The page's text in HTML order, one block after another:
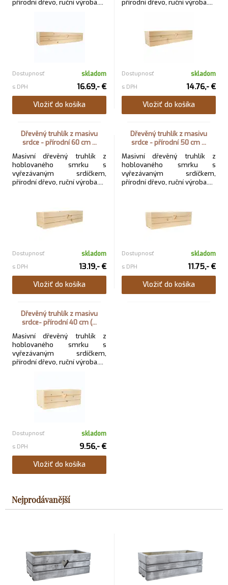
přírodní dřevo, ruční výroba....
Dostupnosť skladom
s DPH 16.69,- €
Vložiť do košíka
přírodní dřevo, ruční výroba....
Dostupnosť skladom
s DPH 14.76,- €
Vložiť do košíka
Dřevěný truhlík z masivu
srdce - přírodní 60 cm ...
Masivní dřevěný truhlík z
hoblovaného smrku s
vyřezávaným srdíčkem,
přírodní dřevo, ruční výroba....
Dostupnosť skladom
s DPH 13.19,- €
Vložiť do košíka
Dřevěný truhlík z masivu
srdce - přírodní 50 cm ...
Masivní dřevěný truhlík z
hoblovaného smrku s
vyřezávaným srdíčkem,
přírodní dřevo, ruční výroba....
Dostupnosť skladom
s DPH 11.75,- €
Vložiť do košíka
Dřevěný truhlík z masivu
srdce- přírodní 40 cm (...
Masivní dřevěný truhlík z
hoblovaného smrku s
vyřezávaným srdíčkem,
přírodní dřevo, ruční výroba....
Dostupnosť skladom
s DPH 9.56,- €
Vložiť do košíka
Nejprodávanější